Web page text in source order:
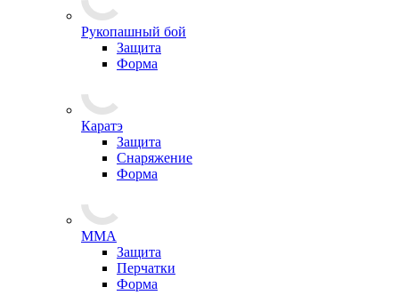
Рукопашный бой
Защита
Форма
Каратэ
Защита
Снаряжение
Форма
ММА
Защита
Перчатки
Форма